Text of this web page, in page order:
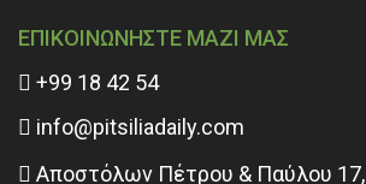
ΕΠΙΚΟΙΝΩΝΗΣΤΕ ΜΑΖΙ ΜΑΣ
+99 18 42 54
info@pitsiliadaily.com
Αποστόλων Πέτρου & Παύλου 17,